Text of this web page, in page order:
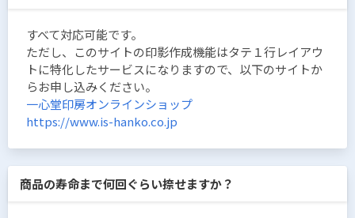
すべて対応可能です。
ただし、このサイトの印影作成機能はタテ１行レイアウ
トに特化したサービスになりますので、以下のサイトか
らお申し込みください。
一心堂印房オンラインショップ
https://www.is-hanko.co.jp
商品の寿命まで何回ぐらい捺せますか？